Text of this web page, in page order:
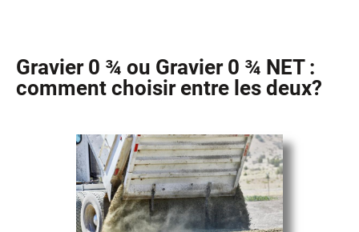
Gravier 0 ¾ ou Gravier 0 ¾ NET :
comment choisir entre les deux?